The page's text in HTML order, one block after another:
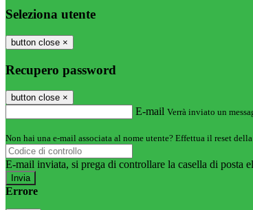
Seleziona utente
button close ×
Recupero password
button close ×
E-mail Verrà inviato un
Non hai una e-mail associata al nome utente? Effettua il reset
E-mail inviata, si prega di controllare la casella di posta
Errore